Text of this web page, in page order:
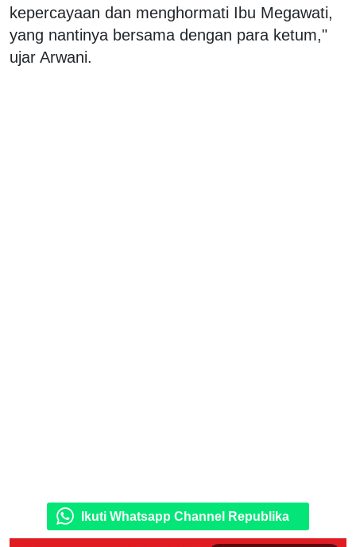
kepercayaan dan menghormati Ibu Megawati,
yang nantinya bersama dengan para ketum,"
ujar Arwani.
Ikuti Whatsapp Channel Republika